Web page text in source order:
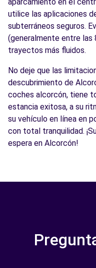
utilice las aplicaciones
subterráneos seguros.
(generalmente entre las
trayectos más fluidos.
No deje que las
descubrimiento de
coches alcorcón, tiene
estancia exitosa, a su
su vehículo en línea en
con total tranquilidad.
espera en Alcorcón!